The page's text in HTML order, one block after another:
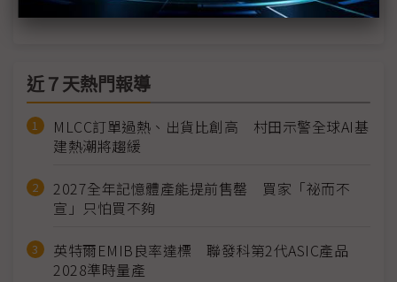
近７天熱門報導
MLCC訂單過熱、出貨比創高 村田示警全球AI基
建熱潮將趨緩
2027全年記憶體產能提前售罄 買家「祕而不
宣」只怕買不夠
英特爾EMIB良率達標 聯發科第2代ASIC產品
2028準時量產